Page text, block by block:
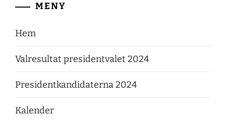
MENY
Hem
Valresultat presidentvalet 2024
Presidentkandidaterna 2024
Kalender